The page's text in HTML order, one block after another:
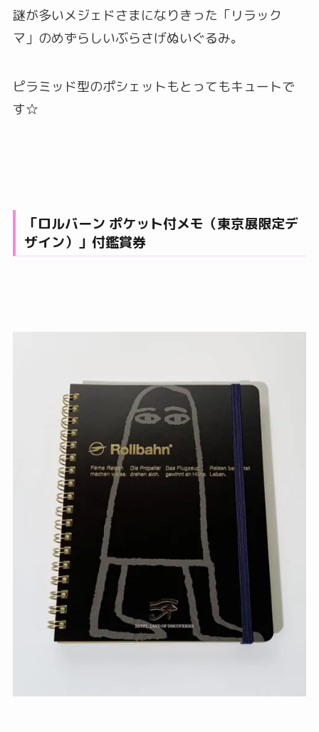
謎が多いメジェドさまになりきった「リラック
マ」のめずらしいぶらさげぬいぐるみ。
ピラミッド型のポシェットもとってもキュートで
す☆
「ロルバーン ポケット付メモ（東京展限定デ
ザイン）」付鑑賞券